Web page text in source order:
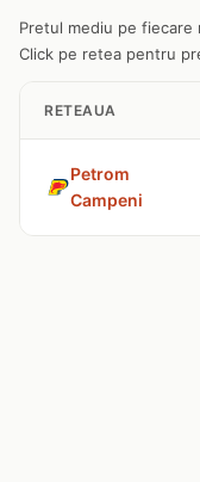
Pretul mediu pe fiecare
Click pe retea pentru
RETEAUA
Petrom
Campeni